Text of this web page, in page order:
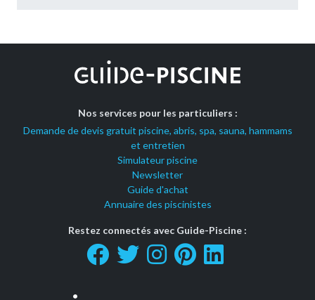
Nos services pour les particuliers :
Demande de devis gratuit piscine, abris, spa, sauna, hammams
et entretien
Simulateur piscine
Newsletter
Guide d'achat
Annuaire des piscinistes
Restez connectés avec Guide-Piscine :